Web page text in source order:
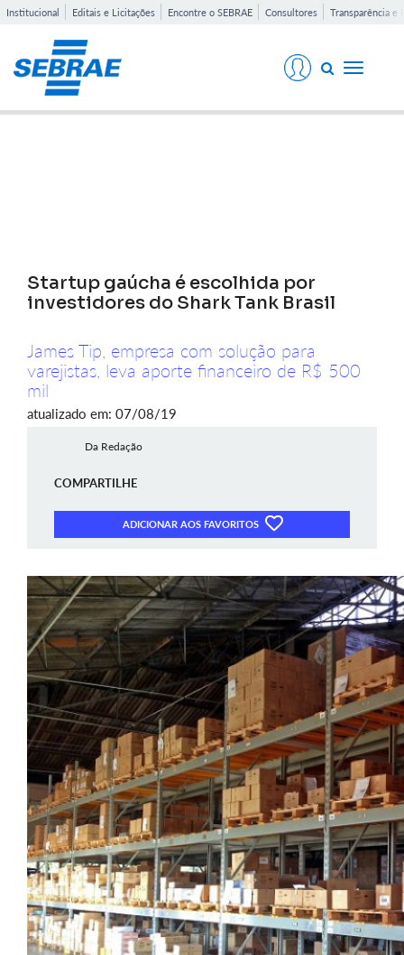
Institucional Editais e Licitações Encontre o SEBRAE Consultores Transparência e
Toggle
Startup gaúcha é escolhida por
investidores do Shark Tank Brasil
James Tip, empresa com solução para
varejistas, leva aporte financeiro de R$ 500
mil
atualizado em: 07/08/19
Da Redação
COMPARTILHE
ADICIONAR AOS FAVORITOS